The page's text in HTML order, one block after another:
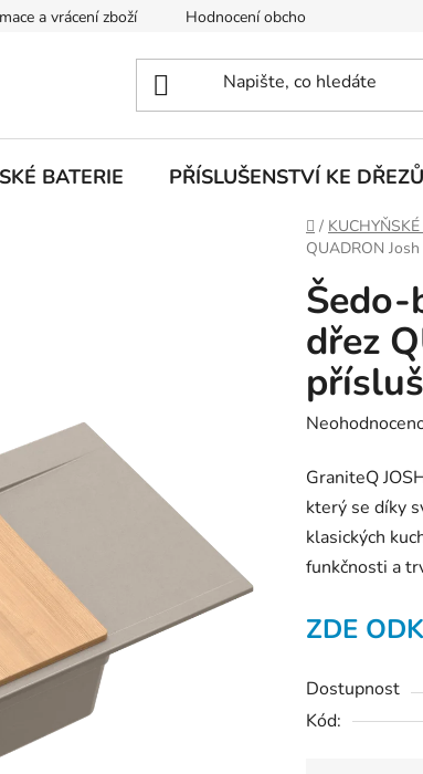
a vrácení zboží Hodnocení obchodu
BATERIE PŘÍSLUŠENSTVÍ KE
Domů
/
QUADRON
dřez
Průměrné
produktu
je
0,0
z
hvězdiček.
GraniteQ
který se díky
klasických
funkčnosti a
ZDE
Dostupnost
Kód: